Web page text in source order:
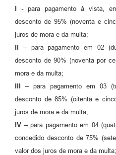
I -para pagamento à vista,
desconto de 95% (noventa e
juros de mora e da multa;
II –para pagamento em 02
desconto de 90% (noventa por
mora e da multa;
III –para pagamento em 03
desconto de 85% (oitenta e
juros de mora e da multa;
IV –para pagamento em 04
concedido desconto de 75%
valor dos juros de mora e da multa;